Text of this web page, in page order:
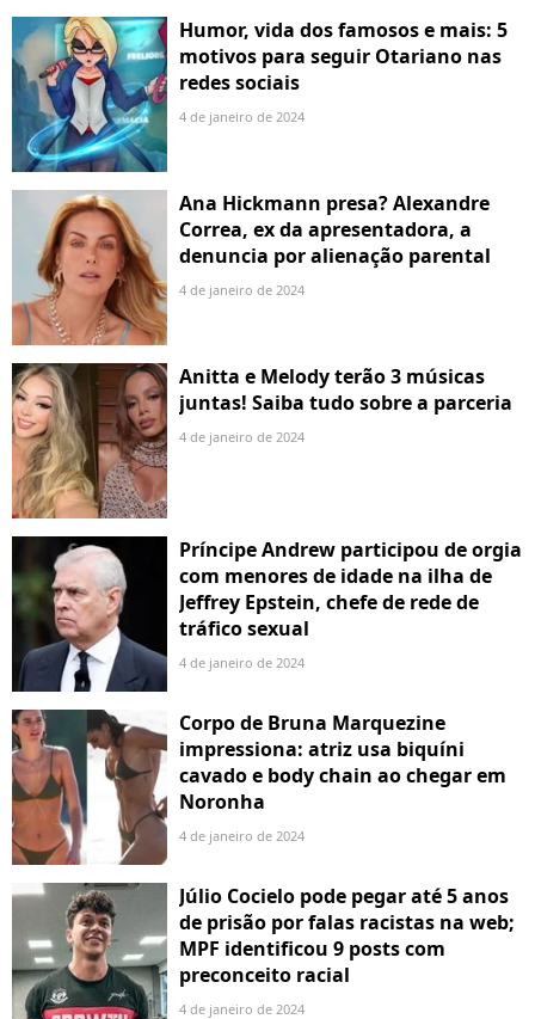
Humor, vida dos famosos e mais: 5
motivos para seguir Otariano nas
redes sociais
4 de janeiro de 2024
Ana Hickmann presa? Alexandre
Correa, ex da apresentadora, a
denuncia por alienação parental
4 de janeiro de 2024
Anitta e Melody terão 3 músicas
juntas! Saiba tudo sobre a parceria
4 de janeiro de 2024
Príncipe Andrew participou de orgia
com menores de idade na ilha de
Jeffrey Epstein, chefe de rede de
tráfico sexual
4 de janeiro de 2024
Corpo de Bruna Marquezine
impressiona: atriz usa biquíni
cavado e body chain ao chegar em
Noronha
4 de janeiro de 2024
Júlio Cocielo pode pegar até 5 anos
de prisão por falas racistas na web;
MPF identificou 9 posts com
preconceito racial
4 de janeiro de 2024